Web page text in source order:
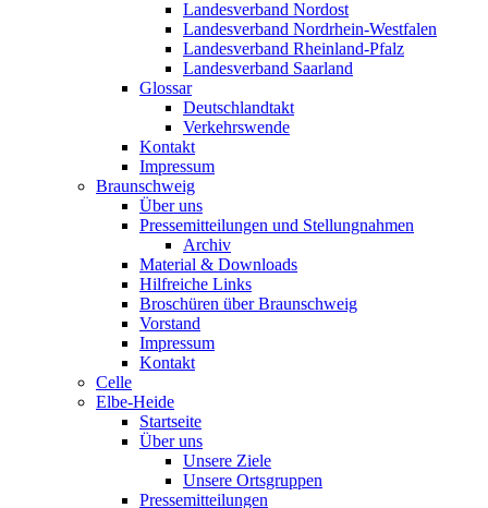
Landesverband Nordost
Landesverband Nordrhein-Westfalen
Landesverband Rheinland-Pfalz
Landesverband Saarland
Glossar
Deutschlandtakt
Verkehrswende
Kontakt
Impressum
Braunschweig
Über uns
Pressemitteilungen und Stellungnahmen
Archiv
Material & Downloads
Hilfreiche Links
Broschüren über Braunschweig
Vorstand
Impressum
Kontakt
Celle
Elbe-Heide
Startseite
Über uns
Unsere Ziele
Unsere Ortsgruppen
Pressemitteilungen